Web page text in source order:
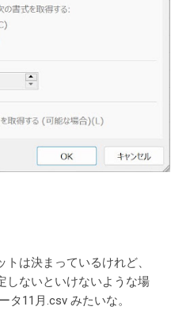
は決まっているけれど、
しないといけないような場
タ11月.csv みたいな。